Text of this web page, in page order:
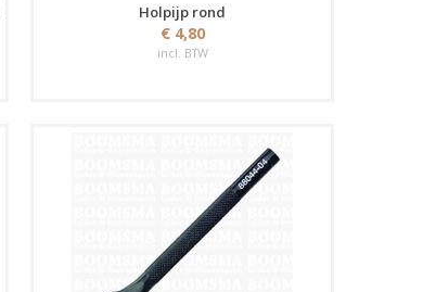
Holpijp rond
€ 4,80
incl. BTW